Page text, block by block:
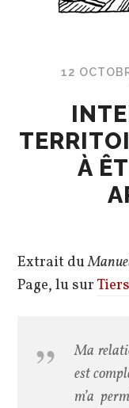
12
À
Extrait du
Page, lu sur
Ma
est
m’a